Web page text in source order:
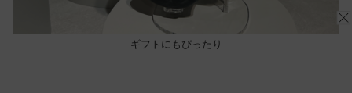
ギフトにもぴったり